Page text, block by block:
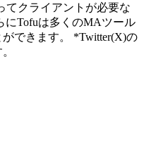
てクライアントが必要な
にTofuは多くのMAツール
できます。 *Twitter(X)の